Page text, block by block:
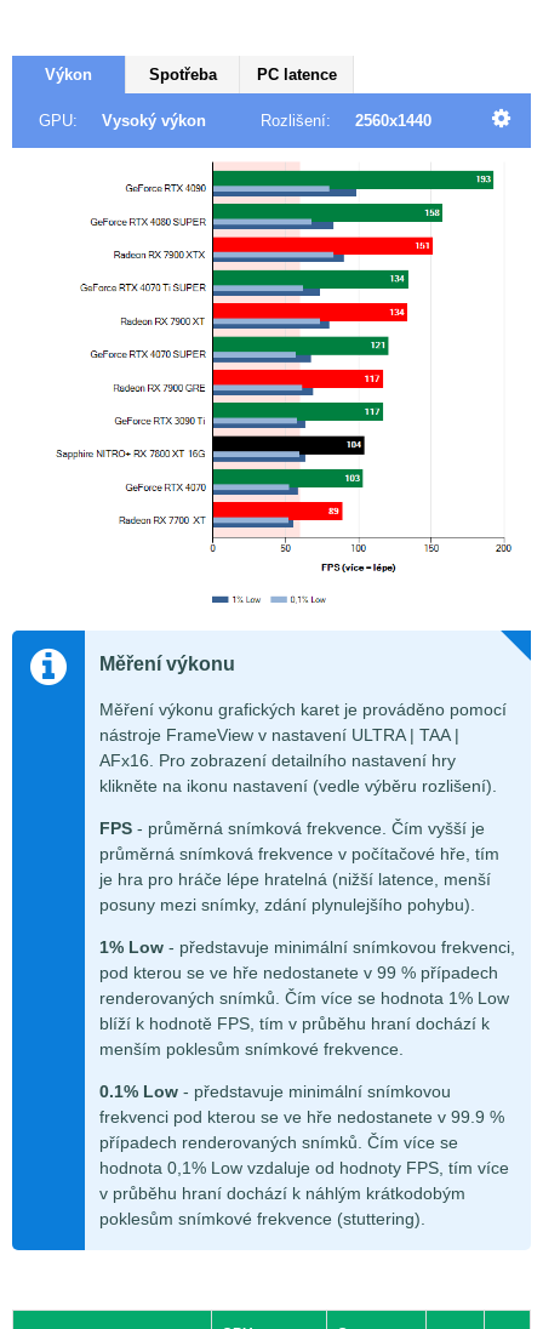
Výkon Spotřeba PC latence
GPU: Vysoký výkon Rozlišení: 2560x1440
Měření výkonu
Měření výkonu grafických karet je prováděno pomocí
nástroje FrameView v nastavení ULTRA | TAA |
AFx16. Pro zobrazení detailního nastavení hry
klikněte na ikonu nastavení (vedle výběru rozlišení).
FPS - průměrná snímková frekvence. Čím vyšší je
průměrná snímková frekvence v počítačové hře, tím
je hra pro hráče lépe hratelná (nižší latence, menší
posuny mezi snímky, zdání plynulejšího pohybu).
1% Low - představuje minimální snímkovou frekvenci,
pod kterou se ve hře nedostanete v 99 % případech
renderovaných snímků. Čím více se hodnota 1% Low
blíží k hodnotě FPS, tím v průběhu hraní dochází k
menším poklesům snímkové frekvence.
0.1% Low - představuje minimální snímkovou
frekvenci pod kterou se ve hře nedostanete v 99.9 %
případech renderovaných snímků. Čím více se
hodnota 0,1% Low vzdaluje od hodnoty FPS, tím více
v průběhu hraní dochází k náhlým krátkodobým
poklesům snímkové frekvence (stuttering).